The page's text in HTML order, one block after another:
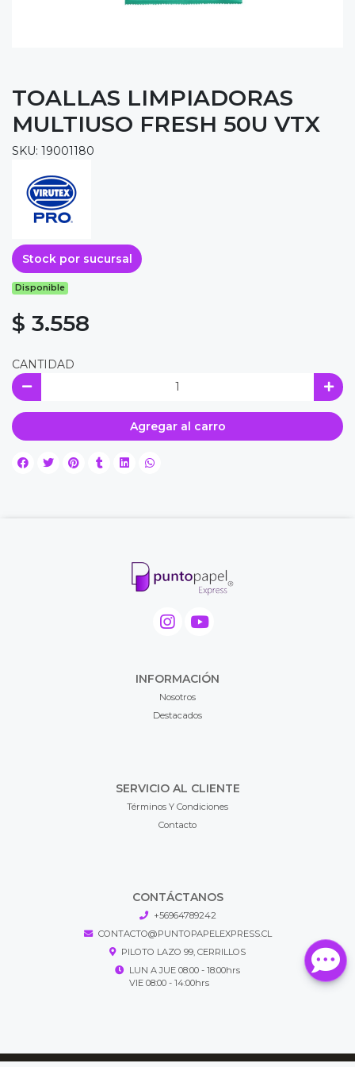
TOALLAS LIMPIADORAS
MULTIUSO FRESH 50U VTX
SKU: 19001180
Stock por sucursal
Disponible
$ 3.558
CANTIDAD
Agregar al carro
INFORMACIÓN
Nosotros
Destacados
SERVICIO AL CLIENTE
Términos Y Condiciones
Contacto
CONTÁCTANOS
+56964789242
CONTACTO@PUNTOPAPELEXPRESS.CL
PILOTO LAZO 99, CERRILLOS
LUN A JUE 08:00 - 18:00hrs
VIE 08:00 - 14:00hrs